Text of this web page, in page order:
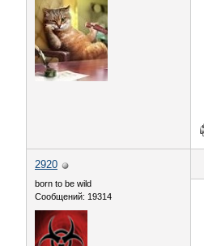
2920
born to be wild
Сообщений: 19314